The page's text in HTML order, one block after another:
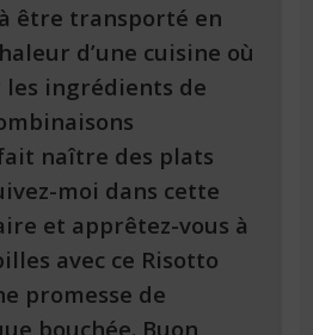
être transporté en
d’une cuisine où
les ingrédients de
naître des plats
moi dans cette
et apprêtez-vous à
avec ce Risotto
promesse de
bouchée. Buon